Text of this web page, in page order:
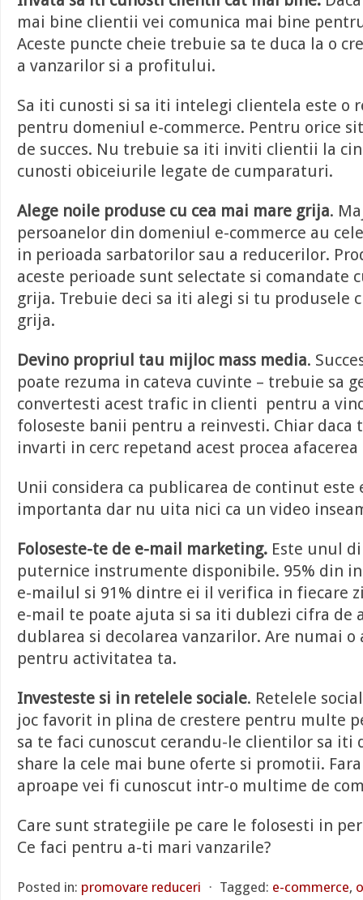
mai bine clientii vei comunica mai bine
Aceste puncte cheie trebuie sa te duca la o
a vanzarilor si a profitului.
Sa iti cunosti si sa iti intelegi clientela este o
pentru domeniul e-commerce. Pentru orice
de succes. Nu trebuie sa iti inviti clientii la
cunosti obiceiurile legate de cumparaturi.
Alege noile produse cu cea mai mare grija.
persoanelor din domeniul e-commerce au
in perioada sarbatorilor sau a reducerilor.
aceste perioade sunt selectate si comandate
grija. Trebuie deci sa iti alegi si tu produsele
grija.
Devino propriul tau mijloc mass media.
poate rezuma in cateva cuvinte – trebuie sa
convertesti acest trafic in clienti pentru a
foloseste banii pentru a reinvesti. Chiar daca
invarti in cerc repetand acest procea
Unii considera ca publicarea de continut este
importanta dar nu uita nici ca un video
Foloseste-te de e-mail marketing. Este unul
puternice instrumente disponibile. 95% din
e-mailul si 91% dintre ei il verifica in fiecare
e-mail te poate ajuta si sa iti dublezi cifra de
dublarea si decolarea vanzarilor. Are numai
pentru activitatea ta.
Investeste si in retelele sociale. Retelele
joc favorit in plina de crestere pentru multe
sa te faci cunoscut cerandu-le clientilor sa iti
share la cele mai bune oferte si promotii.
aproape vei fi cunoscut intr-o multime de
Care sunt strategiile pe care le folosesti in
Ce faci pentru a-ti mari vanzarile?
Posted in: promovare reduceri ⋅ Tagged: e-commerce,